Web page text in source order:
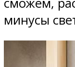
минусы